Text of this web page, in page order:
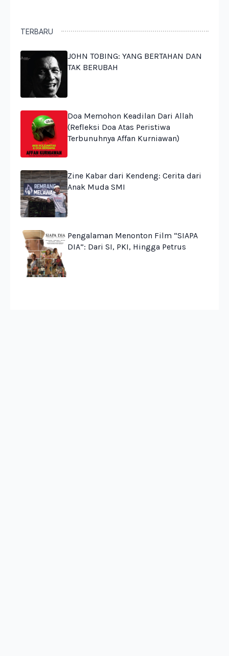
TERBARU
JOHN TOBING: YANG BERTAHAN DAN
TAK BERUBAH
Doa Memohon Keadilan Dari Allah
(Refleksi Doa Atas Peristiwa
Terbunuhnya Affan Kurniawan)
Zine Kabar dari Kendeng: Cerita dari
Anak Muda SMI
Pengalaman Menonton Film “SIAPA
DIA”: Dari SI, PKI, Hingga Petrus